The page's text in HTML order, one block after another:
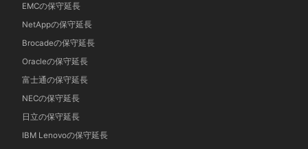
EMCの保守延長
NetAppの保守延長
Brocadeの保守延長
Oracleの保守延長
富士通の保守延長
NECの保守延長
日立の保守延長
IBM Lenovoの保守延長